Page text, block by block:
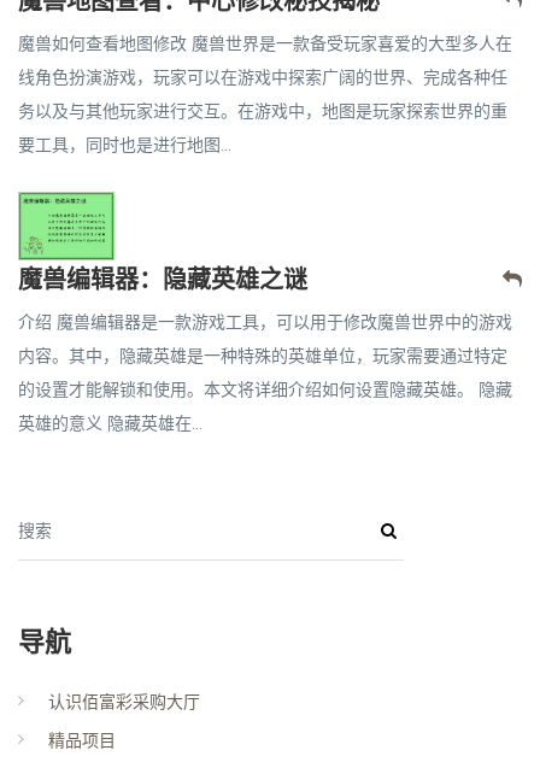
魔兽如何查看地图修改 魔兽世界是一款备受玩家喜爱的大型多人在
线角色扮演游戏，玩家可以在游戏中探索广阔的世界、完成各种任
务以及与其他玩家进行交互。在游戏中，地图是玩家探索世界的重
要工具，同时也是进行地图...
魔兽编辑器：隐藏英雄之谜
介绍 魔兽编辑器是一款游戏工具，可以用于修改魔兽世界中的游戏
内容。其中，隐藏英雄是一种特殊的英雄单位，玩家需要通过特定
的设置才能解锁和使用。本文将详细介绍如何设置隐藏英雄。 隐藏
英雄的意义 隐藏英雄在...
搜索
导航
认识佰富彩采购大厅
精品项目